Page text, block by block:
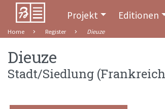
Projekt Editionen
Home Register Dieuze
Dieuze
Stadt/Siedlung (Frankreich